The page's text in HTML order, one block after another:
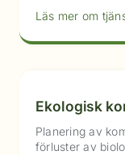
Läs mer om
Ekologisk
Planering av
förluster av